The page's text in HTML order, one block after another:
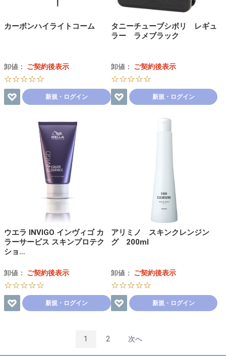
カーボンハイライトコーム
卸値： ご契約後表示
☆☆☆☆☆
新規・ログイン
タニーチューブシボリ レギュ
ラー ラメブラック
卸値： ご契約後表示
☆☆☆☆☆
新規・ログイン
ウエラ INVIGO インヴィゴ カ
ラーサービス スキンプロテク
ショ…
卸値： ご契約後表示
☆☆☆☆☆
新規・ログイン
アリミノ スキンクレンジン
グ 200ml
卸値： ご契約後表示
☆☆☆☆☆
新規・ログイン
1 2 次へ